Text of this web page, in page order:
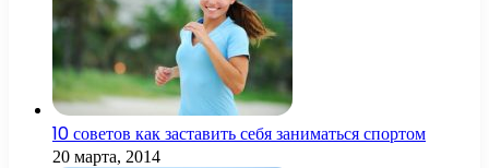
10 советов как заставить себя заниматься спортом
20 марта, 2014